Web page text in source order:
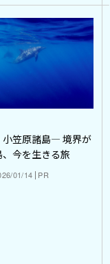
小笠原諸島― 境界が
今を生きる旅
01/14 PR